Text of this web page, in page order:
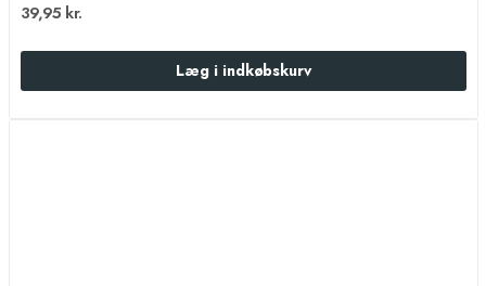
39,95 kr.
Læg i indkøbskurv